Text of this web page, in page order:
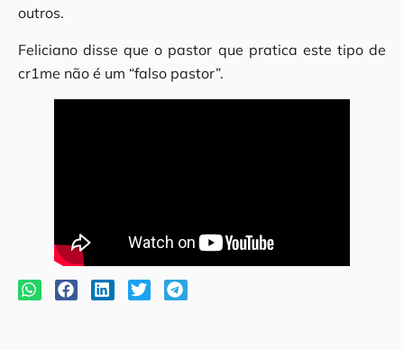
outros.
Feliciano disse que o pastor que pratica este tipo de
cr1me não é um “falso pastor”.